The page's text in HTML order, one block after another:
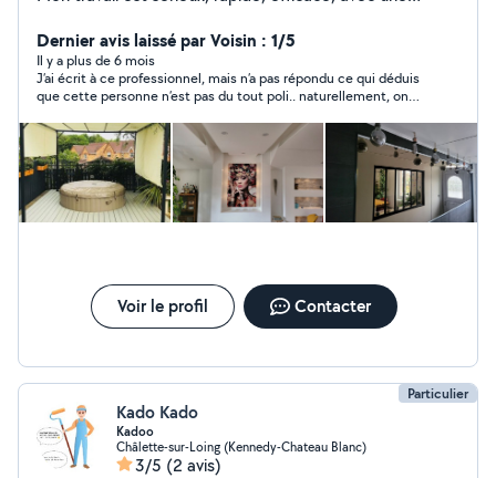
un gage de qualité et je vous en remercie. j'étudie
n'importe quelle demande et je ne fais que ce que je
sais faire. Cordialement Pacôme. Citation: "Celui qui
croît qu'un professionnel coût chèr, n a aucune idée de
combien peut lui coûter un incompétent " G.Nakhleh
Dernier avis laissé par Voisin : 1/5
Il y a plus de 6 mois
J’ai écrit à ce professionnel, mais n’a pas répondu ce qui déduis
que cette personne n’est pas du tout poli.. naturellement, on
Voir le profil Contacter
Particulier
Kado Kado
Kadoo
Châlette-sur-Loing (Kennedy-Chateau Blanc)
3/5 (2 avis)